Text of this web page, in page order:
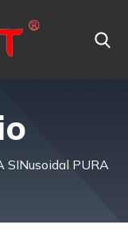
SINusoidal PURA